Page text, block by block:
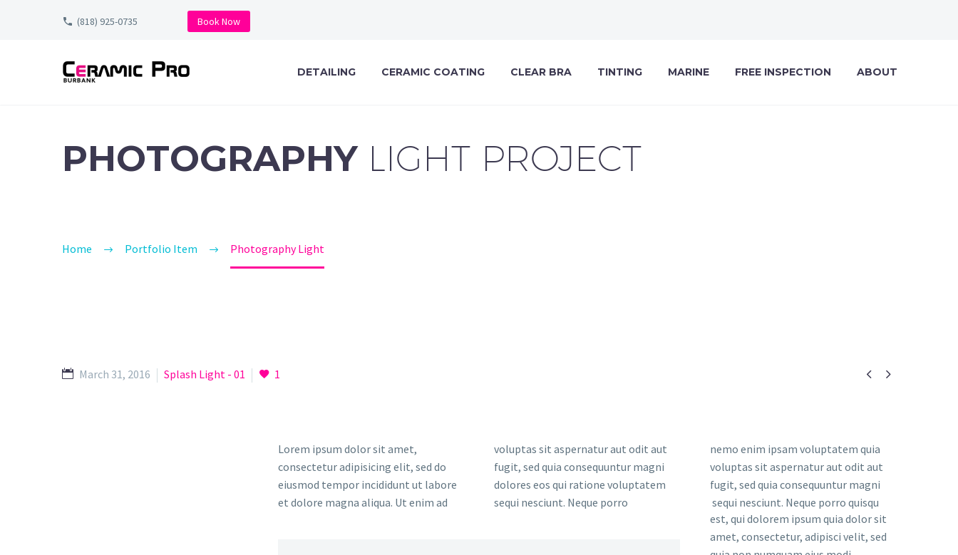
(818) 925-0735 Book Now
DETAILING CERAMIC COATING CLEAR BRA TINTING MARINE FREE INSPECTION ABOUT
PHOTOGRAPHY LIGHT PROJECT
Home Portfolio Item Photography Light
 
March 31, 2016 Splash Light - 01 1
Lorem ipsum dolor sit amet,
consectetur adipisicing elit, sed do
eiusmod tempor incididunt ut labore
et dolore magna aliqua. Ut enim ad
voluptas sit aspernatur aut odit aut
fugit, sed quia consequuntur magni
dolores eos qui ratione voluptatem
sequi nesciunt. Neque porro
nemo enim ipsam voluptatem quia
voluptas sit aspernatur aut odit aut
fugit, sed quia consequuntur magni
sequi nesciunt. Neque porro quisqu
est, qui dolorem ipsum quia dolor sit
amet, consectetur, adipisci velit, sed